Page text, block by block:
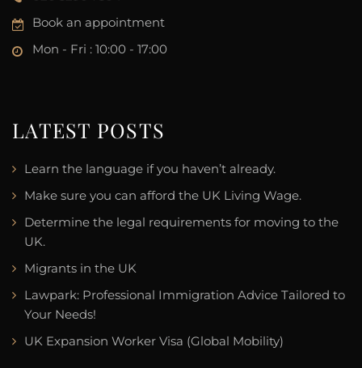
Book an appointment
Mon - Fri : 10:00 - 17:00
LATEST POSTS
Learn the language if you haven’t already.
Make sure you can afford the UK Living Wage.
Determine the legal requirements for moving to the
UK.
Migrants in the UK
Lawpark: Professional Immigration Advice Tailored to
Your Needs!
UK Expansion Worker Visa (Global Mobility)